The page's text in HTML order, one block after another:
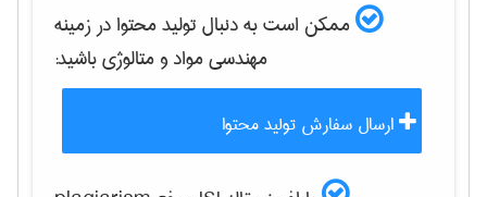
ممکن است به دنبال تولید محتوا در زمینه
مهندسی مواد و متالوژیباشید:
ارسال سفارش تولید محتوا